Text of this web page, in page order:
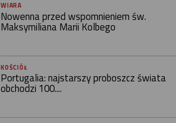
WIARA
Nowenna przed wspomnieniem św.
Maksymiliana Marii Kolbego
KOŚCIÓŁ
Portugalia: najstarszy proboszcz świata
obchodzi 100....